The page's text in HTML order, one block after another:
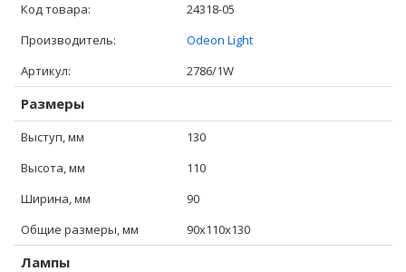
Код товара:
24318-05
Производитель:
Odeon Light
Артикул:
2786/1W
Размеры
Выступ, мм
130
Высота, мм
110
Ширина, мм
90
Общие размеры, мм
90x110x130
Лампы